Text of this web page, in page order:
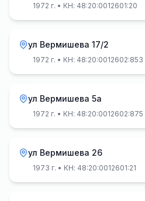
1972 г. • КН: 48:20:0012601:20
ул Вермишева 17/2
1972 г. • КН: 48:20:0012602:853
ул Вермишева 5а
1972 г. • КН: 48:20:0012602:875
ул Вермишева 26
1973 г. • КН: 48:20:0012601:21